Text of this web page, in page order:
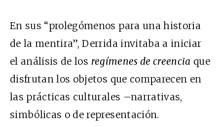
En sus “prolegómenos para una historia
de la mentira”, Derrida invitaba a iniciar
el análisis de los regímenes de creencia que
disfrutan los objetos que comparecen en
las prácticas culturales –narrativas,
simbólicas o de representación.